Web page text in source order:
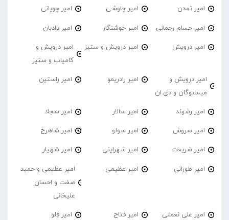
امیر تمدن امیر چاوشی امیر چوپانی
امیر حسام رحمانی امیر خوشنگار امیر دادبان
امیر درویش امیر درویش و ستیز
امیر درویش و
کامیاب و ستیز
امیر درویش و
میستوگان و دی.ان
امیر رادریمو امیر راستین
امیر رشوند امیر سالار امیر سجاد
امیر سروش امیر سولو امیر شاهرخ
امیر شریعت امیر شهراینی امیر شهیار
امیر طورانی امیر عظیمی
امیر عظیمی و حمید
صفت و احسان
علیخانی
امیر علی نعمتی امیر فتاح امیر فِلو